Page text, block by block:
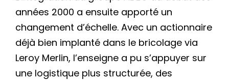
années 2000 a ensuite apporté un
changement d’échelle. Avec un actionnaire
déjà bien implanté dans le bricolage via
Leroy Merlin, l’enseigne a pu s’appuyer sur
une logistique plus structurée, des